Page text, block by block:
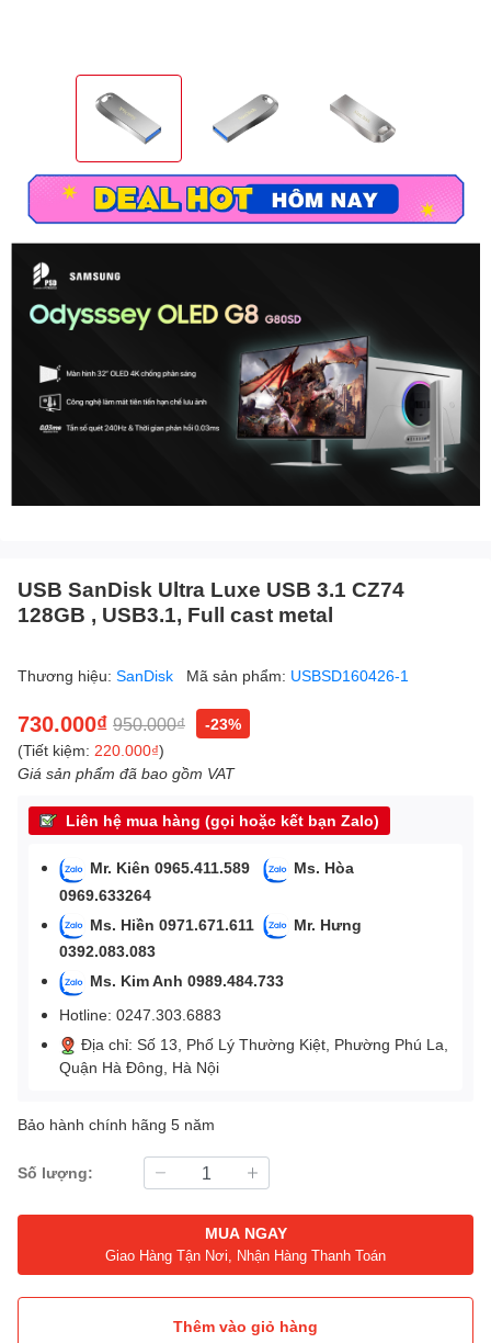
USB SanDisk Ultra Luxe USB 3.1 CZ74
128GB , USB3.1, Full cast metal
Thương hiệu: SanDisk Mã sản phẩm: USBSD160426-1
730.000₫ 950.000₫
-23%
(Tiết kiệm: 220.000₫)
Giá sản phẩm đã bao gồm VAT
Liên hệ mua hàng (gọi hoặc kết bạn Zalo)
Mr. Kiên 0965.411.589
Ms. Hòa
0969.633264
Ms. Hiền 0971.671.611
Mr. Hưng
0392.083.083
Ms. Kim Anh 0989.484.733
Hotline: 0247.303.6883
Địa chỉ: Số 13, Phố Lý Thường Kiệt, Phường Phú La,
Quận Hà Đông, Hà Nội
Bảo hành chính hãng 5 năm
Số lượng:
MUA NGAY
Giao Hàng Tận Nơi, Nhận Hàng Thanh Toán
Thêm vào giỏ hàng